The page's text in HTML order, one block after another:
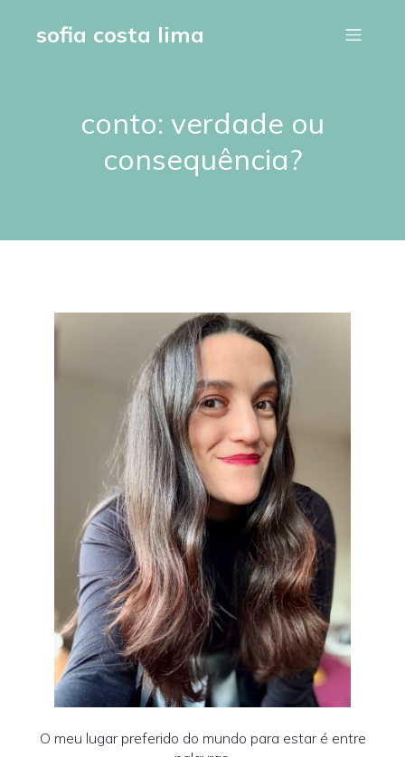
sofia costa lima
conto: verdade ou
consequência?
O meu lugar preferido do mundo para estar é entre